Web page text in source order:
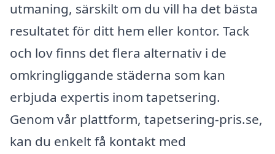
utmaning, särskilt om du vill ha det bästa
resultatet för ditt hem eller kontor. Tack
och lov finns det flera alternativ i de
omkringliggande städerna som kan
erbjuda expertis inom tapetsering.
Genom vår plattform, tapetsering-pris.se,
kan du enkelt få kontakt med